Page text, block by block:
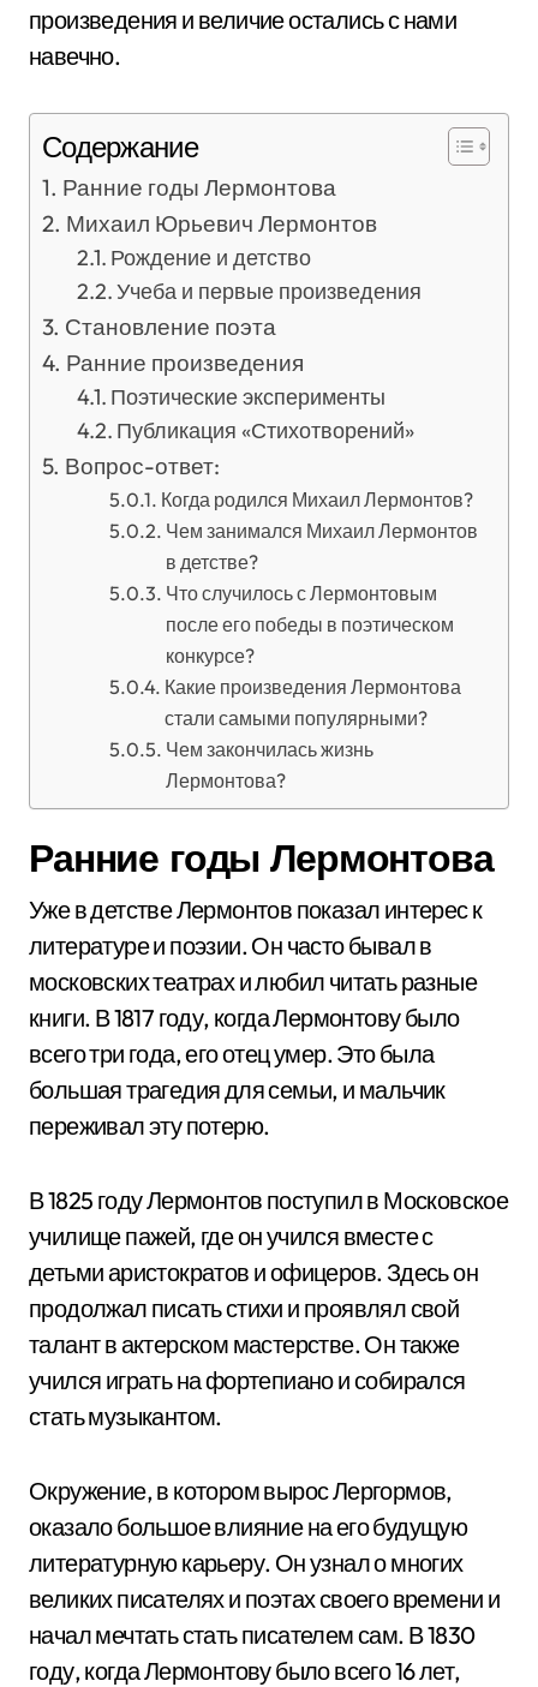
произведения и величие остались с нами
навечно.
Содержание
Ранние годы Лермонтова
Михаил Юрьевич Лермонтов
Рождение и детство
Учеба и первые произведения
Становление поэта
Ранние произведения
Поэтические эксперименты
Публикация «Стихотворений»
Вопрос-ответ:
Когда родился Михаил Лермонтов?
Чем занимался Михаил Лермонтов
в детстве?
Что случилось с Лермонтовым
после его победы в поэтическом
конкурсе?
Какие произведения Лермонтова
стали самыми популярными?
Чем закончилась жизнь
Лермонтова?
Ранние годы Лермонтова
Уже в детстве Лермонтов показал интерес к
литературе и поэзии. Он часто бывал в
московских театрах и любил читать разные
книги. В 1817 году, когда Лермонтову было
всего три года, его отец умер. Это была
большая трагедия для семьи, и мальчик
переживал эту потерю.
В 1825 году Лермонтов поступил в Московское
училище пажей, где он учился вместе с
детьми аристократов и офицеров. Здесь он
продолжал писать стихи и проявлял свой
талант в актерском мастерстве. Он также
учился играть на фортепиано и собирался
стать музыкантом.
Окружение, в котором вырос Лергормов,
оказало большое влияние на его будущую
литературную карьеру. Он узнал о многих
великих писателях и поэтах своего времени и
начал мечтать стать писателем сам. В 1830
году, когда Лермонтову было всего 16 лет,